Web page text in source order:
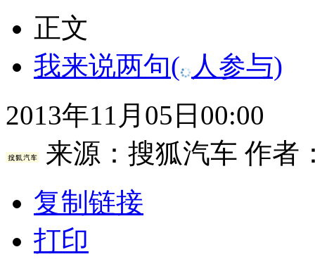
正文
我来说两句( 人参与)
2013年11月05日00:00
来源： 搜狐汽车 作者
复制链接
打印